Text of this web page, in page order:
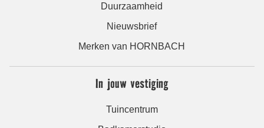
Duurzaamheid
Nieuwsbrief
Merken van HORNBACH
In jouw vestiging
Tuincentrum